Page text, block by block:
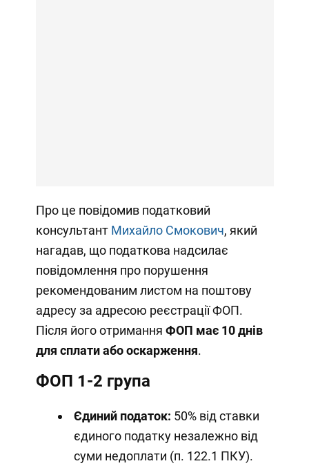
Про це повідомив податковий
консультант Михайло Смокович, який
нагадав, що податкова надсилає
повідомлення про порушення
рекомендованим листом на поштову
адресу за адресою реєстрації ФОП.
Після його отримання ФОП має 10 днів
для сплати або оскарження.
ФОП 1-2 група
Єдиний податок: 50% від ставки
єдиного податку незалежно від
суми недоплати (п. 122.1 ПКУ).